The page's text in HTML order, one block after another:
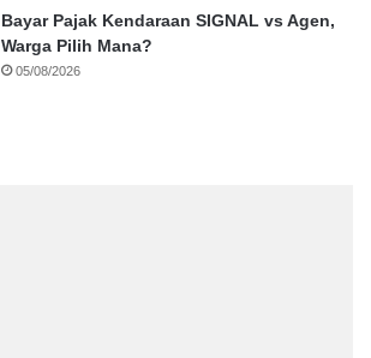
Bayar Pajak Kendaraan SIGNAL vs Agen,
Warga Pilih Mana?
05/08/2026